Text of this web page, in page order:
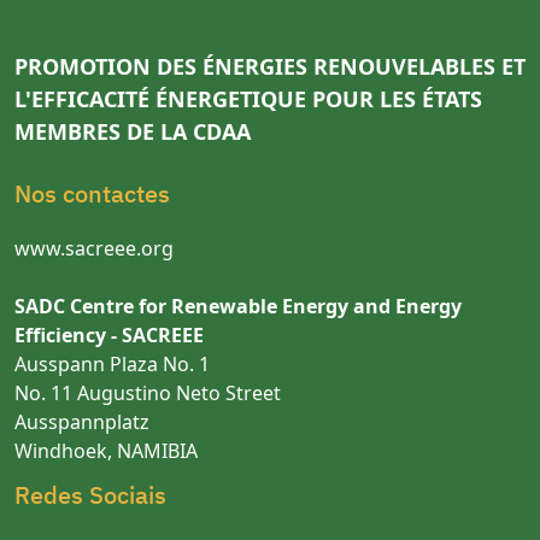
PROMOTION DES ÉNERGIES RENOUVELABLES ET
L'EFFICACITÉ ÉNERGETIQUE POUR LES ÉTATS
MEMBRES DE LA CDAA
Nos contactes
www.sacreee.org
SADC Centre for Renewable Energy and Energy
Efficiency - SACREEE
Ausspann Plaza No. 1
No. 11 Augustino Neto Street
Ausspannplatz
Windhoek, NAMIBIA
Redes Sociais